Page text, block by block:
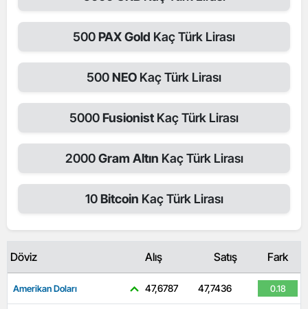
500PAX Gold Kaç Türk Lirası
500NEO Kaç Türk Lirası
5000Fusionist Kaç Türk Lirası
2000Gram Altın Kaç Türk Lirası
10Bitcoin Kaç Türk Lirası
Döviz Alış Satış Fark
Amerikan Doları 47,6787 47,7436 0.18